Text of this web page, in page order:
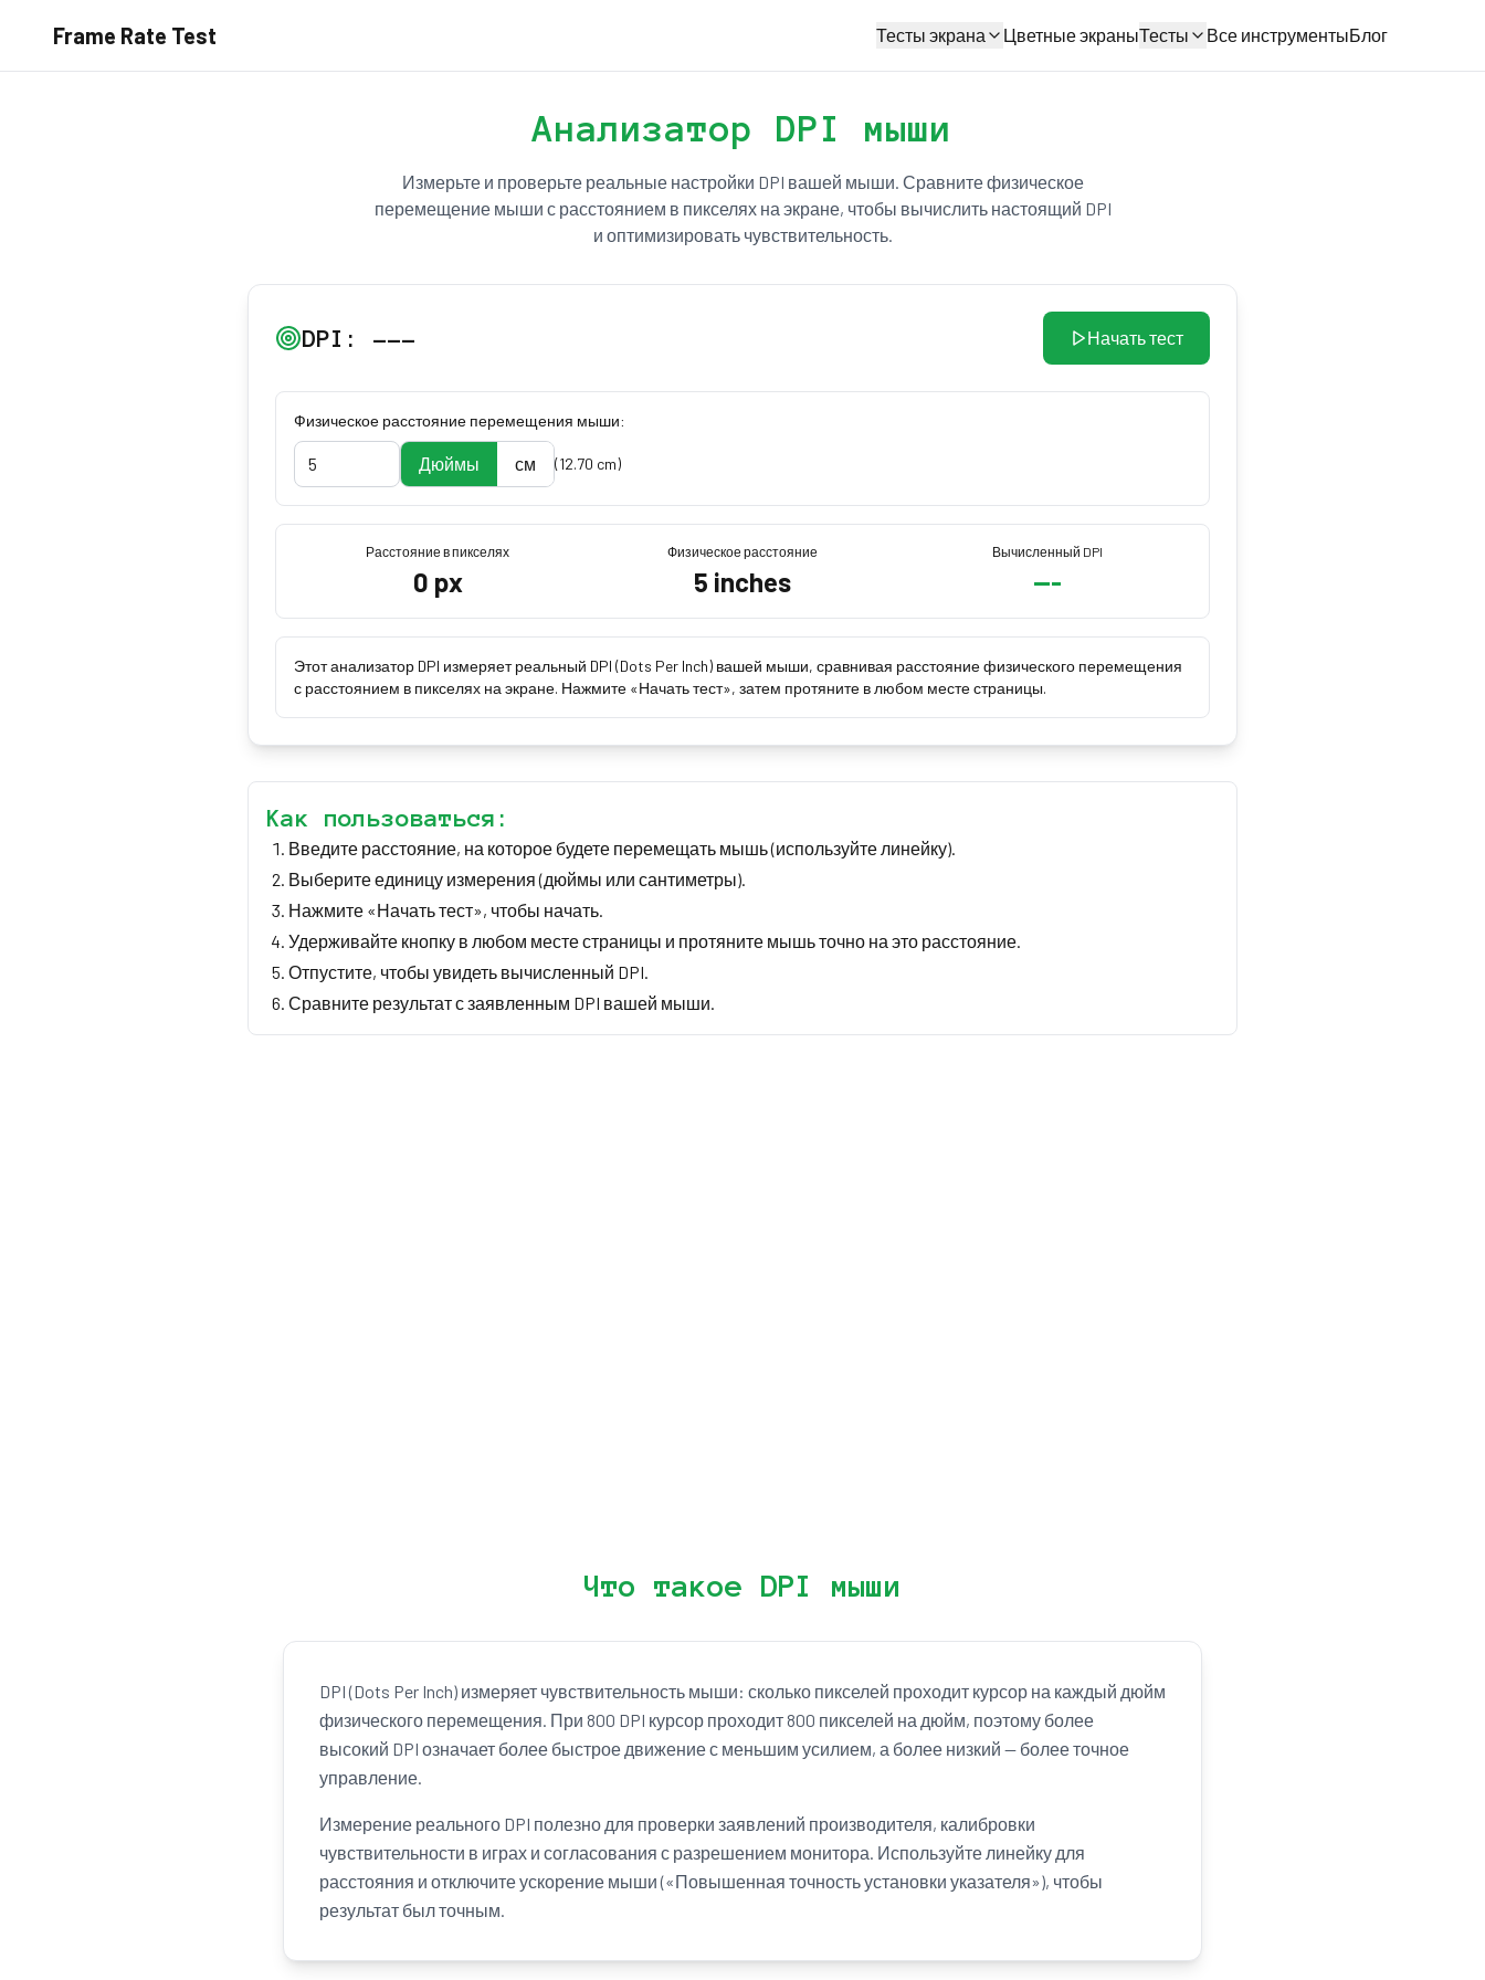
Frame Rate Test Тесты экрана Цветные экраныТесты Все инструментыБлог
Анализатор DPI мыши
Измерьте и проверьте реальные настройки DPI вашей мыши. Сравните физическое
перемещение мыши с расстоянием в пикселях на экране, чтобы вычислить настоящий DPI
и оптимизировать чувствительность.
DPI: --- Начать тест
Физическое расстояние перемещения мыши:
Дюймы см (12.70 cm)
Расстояние в пикселях
0 px
Физическое расстояние
5 inches
Вычисленный DPI
---
Этот анализатор DPI измеряет реальный DPI (Dots Per Inch) вашей мыши, сравнивая расстояние физического перемещения
с расстоянием в пикселях на экране. Нажмите «Начать тест», затем протяните в любом месте страницы.
Как пользоваться:
Введите расстояние, на которое будете перемещать мышь (используйте линейку).
Выберите единицу измерения (дюймы или сантиметры).
Нажмите «Начать тест», чтобы начать.
Удерживайте кнопку в любом месте страницы и протяните мышь точно на это расстояние.
Отпустите, чтобы увидеть вычисленный DPI.
Сравните результат с заявленным DPI вашей мыши.
Что такое DPI мыши
DPI (Dots Per Inch) измеряет чувствительность мыши: сколько пикселей проходит курсор на каждый дюйм
физического перемещения. При 800 DPI курсор проходит 800 пикселей на дюйм, поэтому более
высокий DPI означает более быстрое движение с меньшим усилием, а более низкий — более точное
управление.
Измерение реального DPI полезно для проверки заявлений производителя, калибровки
чувствительности в играх и согласования с разрешением монитора. Используйте линейку для
расстояния и отключите ускорение мыши («Повышенная точность установки указателя»), чтобы
результат был точным.